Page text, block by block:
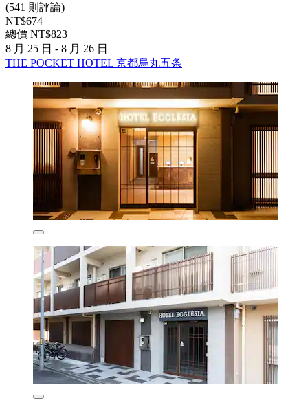
(541 則評論)
NT$674
總價 NT$823
8 月 25 日 - 8 月 26 日
THE POCKET HOTEL 京都烏丸五条